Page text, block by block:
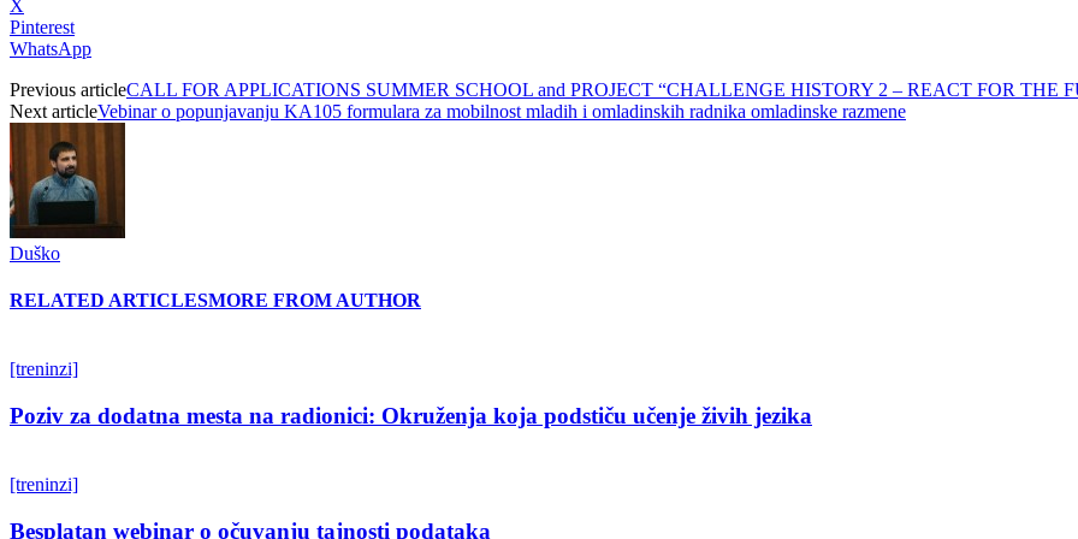
X
Pinterest
WhatsApp
Previous articleCALL FOR APPLICATIONS SUMMER SCHOOL and PROJECT “CHALLENGE HISTORY 2 – REACT FOR THE
Next articleVebinar o popunjavanju KA105 formulara za mobilnost mladih i omladinskih radnika omladinske razmene
Duško
RELATED ARTICLESMORE FROM AUTHOR
[treninzi]
Poziv za dodatna mesta na radionici: Okruženja koja podstiču učenje živih jezika
[treninzi]
Besplatan webinar o očuvanju tajnosti podataka